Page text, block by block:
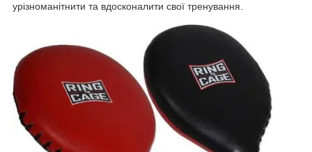
урізноманітнити та вдосконалити свої тренування.